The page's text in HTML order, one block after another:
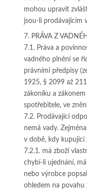
mohou upravit
jsou-li prodávajícím
7. PRÁVA Z
7.1. Práva a
vadného plnění se
právními předpisy
1925, § 2099 až
zákoníku a
spotřebitele, ve
7.2. Prodávající
nemá vady.
v době, kdy kupující
7.2.1. má zboží
chybí-li ujednání,
nebo výrobce
ohledem na povahu